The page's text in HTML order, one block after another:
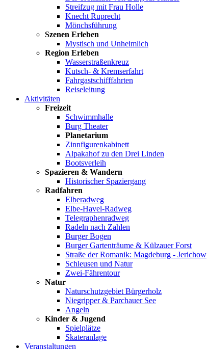
Streifzug mit Frau Holle
Knecht Ruprecht
Mönchsführung
Szenen Erleben
Mystisch und Unheimlich
Region Erleben
Wasserstraßenkreuz
Kutsch- & Kremserfahrt
Fahrgastschifffahrten
Reiseleitung
Aktivitäten
Freizeit
Schwimmhalle
Burg Theater
Planetarium
Zinnfigurenkabinett
Alpakahof zu den Drei Linden
Bootsverleih
Spazieren & Wandern
Historischer Spaziergang
Radfahren
Elberadweg
Elbe-Havel-Radweg
Telegraphenradweg
Radeln nach Zahlen
Burger Bogen
Burger Gartenträume & Külzauer Forst
Straße der Romanik: Magdeburg - Jerichow
Schleusen und Natur
Zwei-Fährentour
Natur
Naturschutzgebiet Bürgerholz
Niegripper & Parchauer See
Angeln
Kinder & Jugend
Spielplätze
Skateranlage
Veranstaltungen